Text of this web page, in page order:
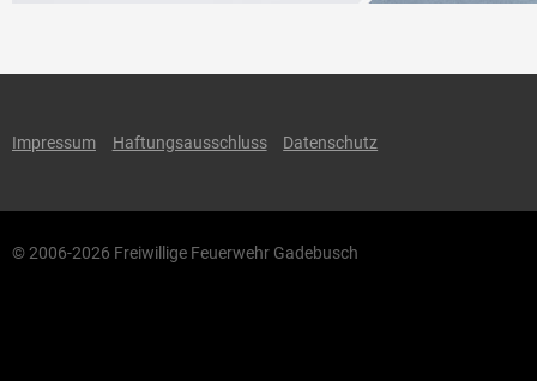
Impressum Haftungsausschluss Datenschutz
© 2006-2026 Freiwillige Feuerwehr Gadebusch